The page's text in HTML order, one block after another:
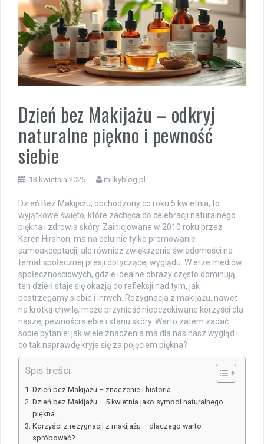
Dzień bez Makijażu – odkryj
naturalne piękno i pewność
siebie
13 kwietnia 2025 milkyblog.pl
Dzień Bez Makijażu, obchodzony co roku 5 kwietnia, to
wyjątkowe święto, które zachęca do celebracji naturalnego
piękna i zdrowia skóry. Zainicjowane w 2010 roku przez
Karen Hirshon, ma na celu nie tylko promowanie
samoakceptacji, ale również zwiększenie świadomości na
temat społecznej presji dotyczącej wyglądu. W erze mediów
społecznościowych, gdzie idealne obrazy często dominują,
ten dzień staje się okazją do refleksji nad tym, jak
postrzegamy siebie i innych. Rezygnacja z makijażu, nawet
na krótką chwilę, może przynieść nieoczekiwane korzyści dla
naszej pewności siebie i stanu skóry. Warto zatem zadać
sobie pytanie: jak wiele znaczenia ma dla nas nasz wygląd i
co tak naprawdę kryje się za pojęciem piękna?
Spis treści
Dzień bez Makijażu – znaczenie i historia
Dzień bez Makijażu – 5 kwietnia jako symbol naturalnego
piękna
Korzyści z rezygnacji z makijażu – dlaczego warto
spróbować?